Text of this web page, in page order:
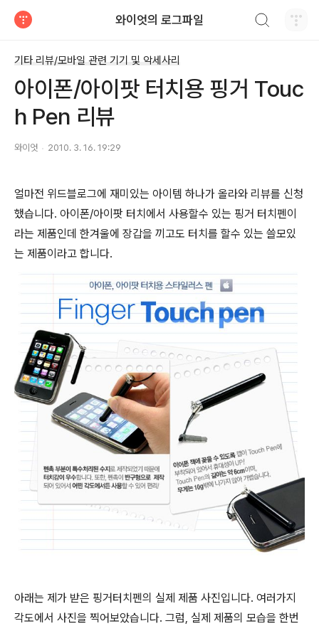
와이엇의 로그파일
기타 리뷰/모바일 관련 기기 및 악세사리
아이폰/아이팟 터치용 핑거 Touc
h Pen 리뷰
와이엇 2010. 3. 16. 19:29
얼마전 위드블로그에 재미있는 아이템 하나가 올라와 리뷰를 신청
했습니다. 아이폰/아이팟 터치에서 사용할수 있는 핑거 터치펜이
라는 제품인데 한겨울에 장갑을 끼고도 터치를 할수 있는 쓸모있
는 제품이라고 합니다.
아래는 제가 받은 핑거터치펜의 실제 제품 사진입니다. 여러가지
각도에서 사진을 찍어보았습니다. 그럼, 실제 제품의 모습을 한번